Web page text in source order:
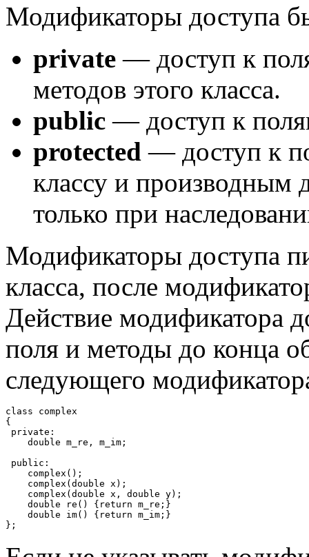
Модификаторы доступа
private — доступ к
методов этого класса.
public — доступ к
protected — доступ к
классу и производным
только при
Модификаторы доступа
класса, после
Действие модификатора
поля и методы до конца
следующего
class complex
{
private:
    double m_re, m_im;
public:
    complex();
    complex(double x);
    complex(double x, double y);
    double re() {return m_re;}
    double im() {return m_im;}